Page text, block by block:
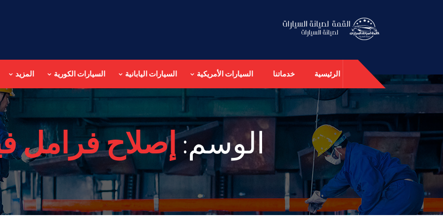
الرئيسية خدماتنا السيارات الأمريكية السيارات اليابانية السيارات الكورية المزيد
الوسم:إصلاح فرامل